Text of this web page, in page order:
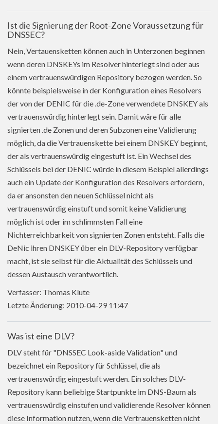
Ist die Signierung der Root-Zone Voraussetzung für
DNSSEC?
Nein, Vertauensketten können auch in Unterzonen beginnen
wenn deren DNSKEYs im Resolver hinterlegt sind oder aus
einem vertrauenswürdigen Repository bezogen werden. So
könnte beispielsweise in der Konfiguration eines Resolvers
der von der DENIC für die .de-Zone verwendete DNSKEY als
vertrauenswürdig hinterlegt sein. Damit wäre für alle
signierten .de Zonen und deren Subzonen eine Validierung
möglich, da die Vertrauenskette bei einem DNSKEY beginnt,
der als vertrauenswürdig eingestuft ist. Ein Wechsel des
Schlüssels bei der DENIC würde in diesem Beispiel allerdings
auch ein Update der Konfiguration des Resolvers erfordern,
da er ansonsten den neuen Schlüssel nicht als
vertrauenswürdig einstuft und somit keine Validierung
möglich ist oder im schlimmsten Fall eine
Nichterreichbarkeit von signierten Zonen entsteht. Falls die
DeNic ihren DNSKEY über ein DLV-Repository verfügbar
macht, ist sie selbst für die Aktualität des Schlüssels und
dessen Austausch verantwortlich.
Verfasser: Thomas Klute
Letzte Änderung: 2010-04-29 11:47
Was ist eine DLV?
DLV steht für "DNSSEC Look-aside Validation" und
bezeichnet ein Repository für Schlüssel, die als
vertrauenswürdig eingestuft werden. Ein solches DLV-
Repository kann beliebige Startpunkte im DNS-Baum als
vertrauenswürdig einstufen und validierende Resolver können
diese Information nutzen, wenn die Vertrauensketten nicht